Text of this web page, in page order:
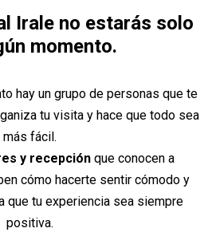
Irale no estarás solo
momento.
hay un grupo de personas que te
tu visita y hace que todo sea
más fácil.
y recepción que conocen a
cómo hacerte sentir cómodo y
que tu experiencia sea siempre
positiva.